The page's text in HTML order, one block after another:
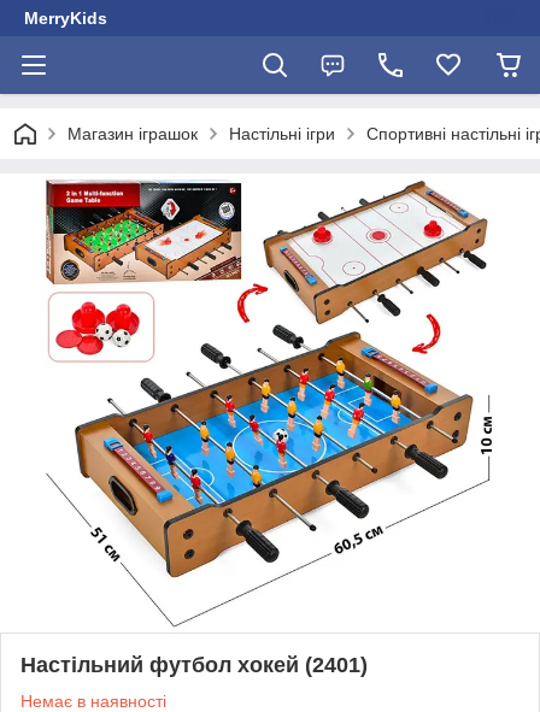
MerryKids
Магазин іграшок Настільні ігри Спортивні настільні
Настільний футбол хокей (2401)
Немає в наявності